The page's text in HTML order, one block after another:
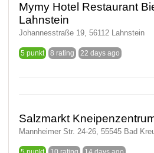
Mymy Hotel Restaurant
Lahnstein
Johannesstraße 19, 56112 Lahnstein
5 punkt 8 rating 22 days ago
Salzmarkt
Mannheimer Str. 24-26, 55545 Bad